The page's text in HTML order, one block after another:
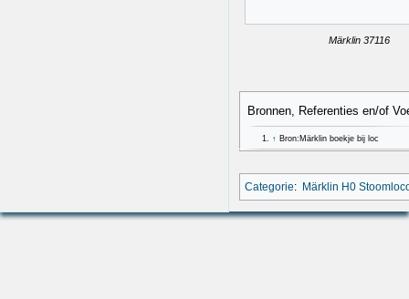
Märklin 37116
Bronnen, Referenties en/of
↑ Bron:Märklin boekje bij loc
Categorie: Märklin H0